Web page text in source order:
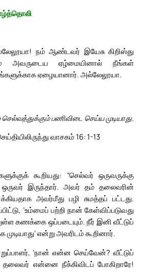
நம் ஆண்டவர் இயேசு கிறிஸ்து
அவருடைய ஏழ்மையினால் நீங்கள்
ஏழையானார். அல்லேலூயா.
பணிவிடை செய்ய முடியாது.
வாசகம் 16: 1-13
கூறியது: “செல்வர் ஒருவருக்கு
ஒருவர் இருந்தார். அவர் தம் தலைவரின்
அவர்மீது பழி சுமத்தப் பட்டது.
‘உம்மைப் பற்றி நான் கேள்விப்படுவது
கணக்கை ஒப்படையும். நீர் இனி வீட்டுப்
என்று அவரிடம் கூறினார்.
‘நான் என்ன செய்வேன்? வீட்டுப்
தலைவர் என்னை நீக்கிவிடப் போகிறாரே!